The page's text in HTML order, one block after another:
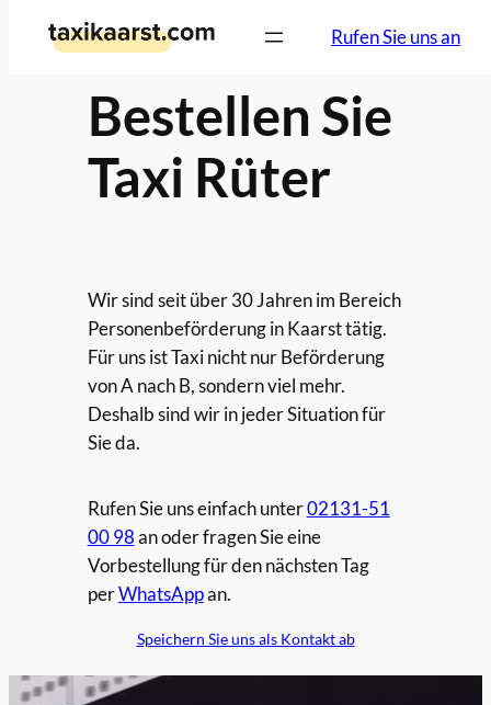
Inhalt
Rufen Sie uns an
Bestellen Sie
Taxi Rüter
Wir sind seit über 30 Jahren im Bereich
Personenbeförderung in Kaarst tätig.
Für uns ist Taxi nicht nur Beförderung
von A nach B, sondern viel mehr.
Deshalb sind wir in jeder Situation für
Sie da.
Rufen Sie uns einfach unter02131-51
00 98an oder fragen Sie eine
Vorbestellung für den nächsten Tag
perWhatsAppan.
Speichern Sie uns als Kontakt ab